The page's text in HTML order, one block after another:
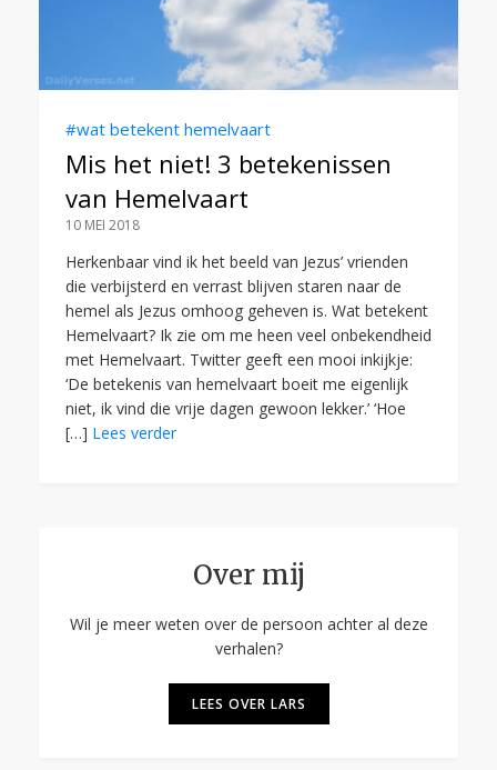
#wat betekent hemelvaart
Mis het niet! 3 betekenissen
van Hemelvaart
10 MEI 2018
Herkenbaar vind ik het beeld van Jezus’ vrienden
die verbijsterd en verrast blijven staren naar de
hemel als Jezus omhoog geheven is. Wat betekent
Hemelvaart? Ik zie om me heen veel onbekendheid
met Hemelvaart. Twitter geeft een mooi inkijkje:
‘De betekenis van hemelvaart boeit me eigenlijk
niet, ik vind die vrije dagen gewoon lekker.’ ‘Hoe
[…] Lees verder
Over mij
Wil je meer weten over de persoon achter al deze
verhalen?
LEES OVER LARS